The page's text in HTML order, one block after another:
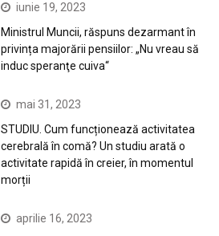
iunie 19, 2023
Ministrul Muncii, răspuns dezarmant în
privința majorării pensiilor: „Nu vreau să
induc speranţe cuiva“
mai 31, 2023
STUDIU. Cum funcționează activitatea
cerebrală în comă? Un studiu arată o
activitate rapidă în creier, în momentul
morții
aprilie 16, 2023